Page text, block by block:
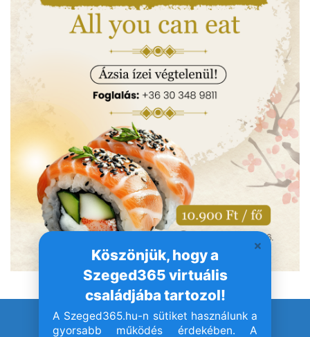
Köszönjük, hogy a
Szeged365 virtuális
családjába tartozol!
A Szeged365.hu-n sütiket használunk a
gyorsabb működés érdekében. A
© Szeged365.hu I Minden jog fenntartva!